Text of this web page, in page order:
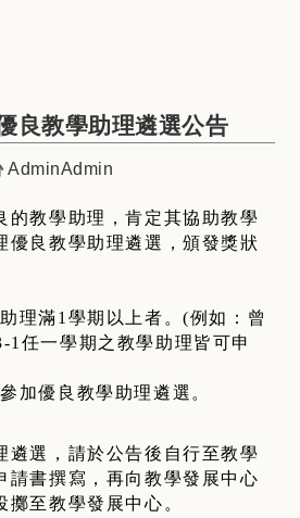
良教學助理遴選公告
發布者：
AdminAdmin
的教學助理，肯定其協助教學
優良教學助理遴選，頒發獎狀
理滿1學期以上者。(例如：曾
1任一學期之教學助理皆可申
加優良教學助理遴選。
遴選，請於公告後自行至教學
請書撰寫，再向教學發展中心
至教學發展中心。